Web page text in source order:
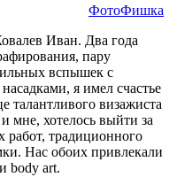
ФотоФишка
Иван. Два года
пару
вспышек с
я имел счастье
талантливого визажиста
мне, хотелось выйти за
работ, традиционного
Нас обоих привлекали
body art.